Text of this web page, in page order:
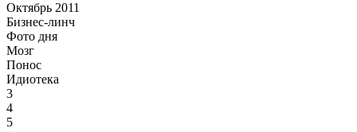
Октябрь 2011
Бизнес-линч
Фото дня
Мозг
Понос
Идиотека
3
4
5